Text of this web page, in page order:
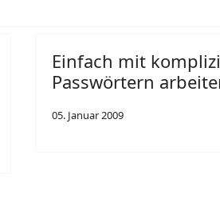
Einfach mit
Passwörtern
05. Januar 2009